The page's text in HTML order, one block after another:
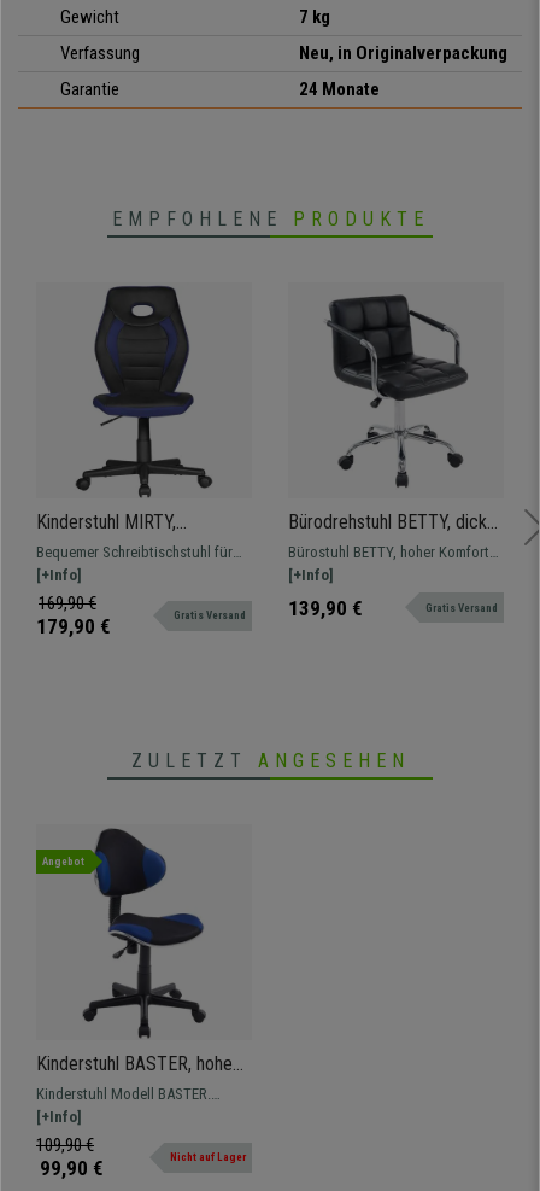
Gewicht
7 kg
Verfassung
Neu, in Originalverpackung
Garantie
24 Monate
EMPFOHLENE PRODUKTE
Kinderstuhl MIRTY,
sportliches Design,
Kunstleder und Netzstoff,
Farbe Schwarz/ Blau
Bequemer Schreibtischstuhl für
Kinder und Jugendliche. Mit
Kunstleder und atmungsaktivem
Netzstoff, bequem gepolstert, in
[+Info]
169,90 €
179,90 € Gratis Versand
Bürodrehstuhl BETTY, dicke
Polsterung, Metallgestell,
Lederbezug, Farbe Schwarz
Bürostuhl BETTY, hoher Komfort
dank dicker Polsterung,
Lederbezug mit schicken
Ziernähten, widerstandsfähiges
[+Info]
139,90 € Gratis Versand
ZULETZT ANGESEHEN
Angebot
Kinderstuhl BASTER, hohe
Qualität, atmungsaktiver
Netzbezug, Farbe Blau
Kinderstuhl Modell BASTER.
Ausgezeichnetes Qualitäts-Preis-
Verhältnis. Bequemer Sitz und,
ergonomische Rückenlehne,
[+Info]
109,90 €
99,90 € Nicht auf Lager